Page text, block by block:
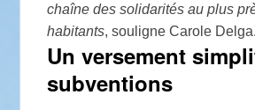
chaîne des solidarités au plus
habitants, souligne Carole Delga.
Un versement
subventions